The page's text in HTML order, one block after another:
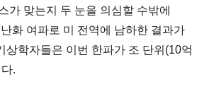
가 맞는지 두 눈을 의심할 수밖에
화 여파로 미 전역에 남하한 결과가
학자들은 이번 한파가 조 단위(10억
.